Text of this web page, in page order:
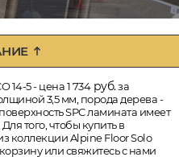
14-5 - цена 1 734руб.за
3,5 мм, порода дерева -
SPC ламината имеет
того, чтобы купить в
коллекции Alpine Floor Solo
или свяжитесь с нами